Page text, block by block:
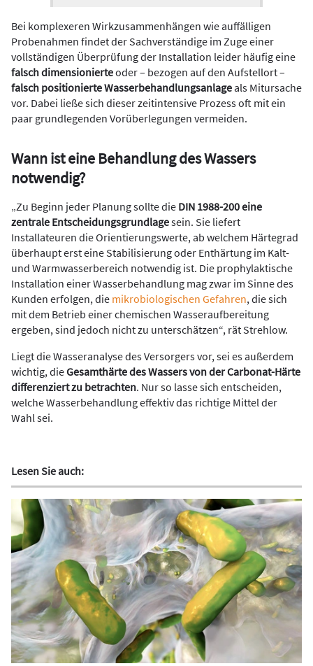
Bei komplexeren Wirkzusammenhängen wie auffälligen
Probenahmen findet der Sachverständige im Zuge einer
vollständigen Überprüfung der Installation leider häufig ­eine
falsch dimensionierteoder – bezogen auf den Aufstellort –
falsch positionierte Wasserbehandlungsanlageals Mitursache
vor. Dabei ließe sich dieser zeitintensive Prozess oft mit ein
paar grundlegenden Vorüberlegungen vermeiden.
Wann ist eine Behandlung des Wassers
notwendig?
„Zu Beginn jeder Planung sollte die DIN 1988-200 eine
zentrale Entscheidungsgrundlagesein. Sie liefert
Installateuren die Orientierungswerte, ab welchem Härtegrad
überhaupt erst eine Stabilisierung oder Enthärtung im Kalt-
und Warmwasserbereich notwendig ist. Die prophylaktische
Installation einer Wasserbehandlung mag zwar im Sinne des
Kunden erfolgen, die mikrobiologischen Gefahren, die sich
mit dem Betrieb einer chemischen Wasseraufbereitung
ergeben, sind jedoch nicht zu unterschätzen“, rät Strehlow.
Liegt die Wasseranalyse des Versorgers vor, sei es außerdem
wichtig, dieGesamthärte des Wassers von der Carbonat-Härte
differenziert zu betrachten. Nur so lasse sich entscheiden,
welche Wasserbehandlung effektiv das richtige Mittel der
Wahl sei.
Lesen Sie auch: